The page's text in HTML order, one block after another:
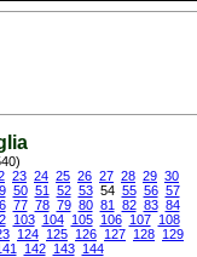
23 24 25 26 27 28 29 30
50 51 52 53 54 55 56 57
77 78 79 80 81 82 83 84
103 104 105 106 107
108
124 125 126 127 128 129
142 143 144